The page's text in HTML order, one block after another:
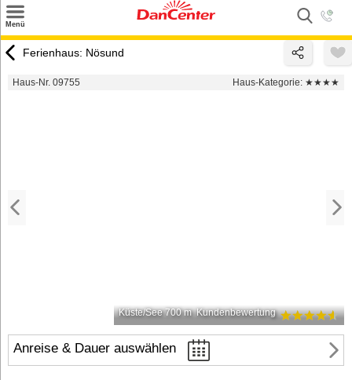
Menü
Urlaubsziele
Ferienhaus: Nösund
Haus-Nr. 09755 Haus-Kategorie: ★★★★
Küste/See 700 m Kundenbewertung
Anreise & Dauer auswählen